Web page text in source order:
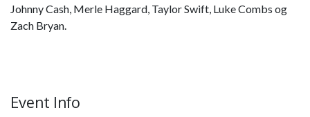
Johnny Cash, Merle Haggard, Taylor Swift, Luke Combs og
Zach Bryan.
Event Info